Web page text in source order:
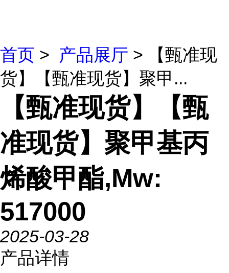
首页 > 产品展厅 > 【甄准现
货】【甄准现货】聚甲...
【甄准现货】【甄
准现货】聚甲基丙
烯酸甲酯,Mw:
517000
2025-03-28
产品详情